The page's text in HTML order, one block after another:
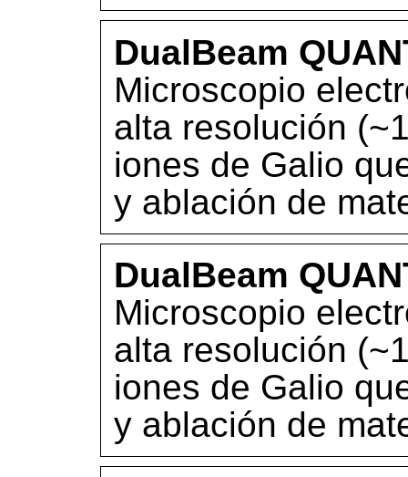
DualBeam
Microscopio
alta resolución
iones de Galio
y ablación de
DualBeam
Microscopio
alta resolución
iones de Galio
y ablación de